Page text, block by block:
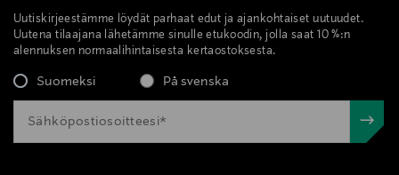
Uutiskirjeestämme löydät parhaat edut ja ajankohtaiset uutuudet.
Uutena tilaajana lähetämme sinulle etukoodin, jolla saat 10 %:n
alennuksen normaalihintaisesta kertaostoksesta.
Suomeksi På svenska